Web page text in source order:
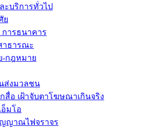
ะบริการทั่วไป
ย
การธนาคาร
าธารณะ
-กฎหมาย
ส่งมวลชน
สื่อ เฝ้าจับตาโฆษณาเกินจริง
อ็มโอ
ญาณไฟจราจร